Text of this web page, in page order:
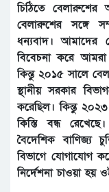
চিঠিতে বেলারুশের
বেলারুশের সঙ্গে
ধন্যবাদ। আমাদের
বিবেচনা করে
কিন্তু ২০১৫ সালে
স্থানীয় সরকার
করেছিল। কিন্তু
কিস্তি বন্ধ
বৈদেশিক বাণিজ্য
বিভাগে যোগাযোগ
নির্দেশনা চাওয়া হয়